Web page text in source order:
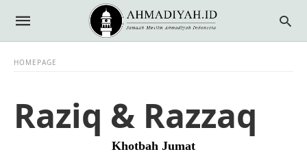
HOMEPAGE
Raziq & Razzaq
Khotbah Jumat